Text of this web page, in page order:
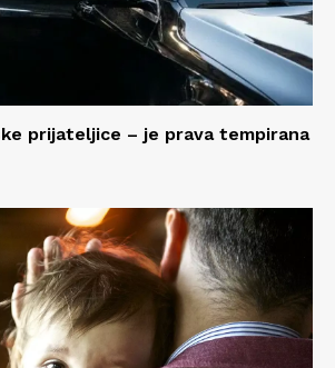
prijateljice – je prava tempirana